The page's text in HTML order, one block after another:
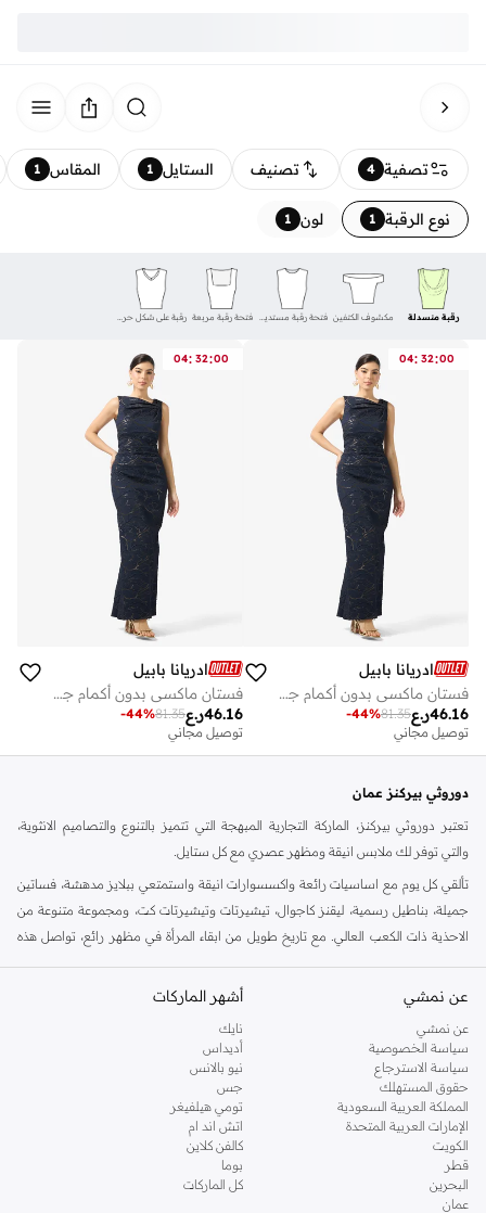
تصفية 4 تصنيف الستايل 1 المقاس 1
نوع الرقبة 1 لون 1
رقبة منسدلة مكشوف الكتفين فتحة رقبة مستديرة فتحة رقبة مربعة رقبة على شكل حرف V
04: 32:00
ادريانا بابيل
فستان ماكسي بدون أكمام جاكار
ر.ع46.16
81.35
-44%
توصيل مجاني
04: 32:00
ادريانا بابيل
فستان ماكسي بدون أكمام جاكار
ر.ع46.16
81.35
-44%
توصيل مجاني
دوروثي بيركنز عمان
تعتبر دوروثي بيركنز، الماركة التجارية المبهجة التي تتميز بالتنوع والتصاميم الانثوية،
والتي توفر لك ملابس انيقة ومظهر عصري مع كل ستايل.
تألقي كل يوم مع اساسيات رائعة واكسسوارات انيقة واستمتعي ببلايز مدهشة، فساتين
جميلة، بناطيل رسمية، ليقنز كاجوال، تيشيرتات وتيشيرتات كت، ومجموعة متنوعة من
الاحذية ذات الكعب العالي. مع تاريخ طويل من ابقاء المرأة في مظهر رائع، تواصل هذه
كنت تقومين بتجديد خزانة ملابسك الملائمة للعمل، البحث عن فستان مثالي للحفلات او
اليه.
تسوقي دوروثي بيركنز اون لاين مسقط
تسوقي دوروثي بيركنز اون لاين من نمشي واستمتعي باكثر من الف ستايل من مجموعة
دوروثي بيركنز الشهيرة. تصفحي المجموعة كاملة في متجر دوروثي بيركنز اون لاين او
استخدمي القائمة لتحديد تجربة تسوق دوروثي بيركنز اون لاين. خدمة التوصيل السريعة
والدعم الاستثنائي يضمن لك تجربة تسوق ممتعة دائما مع نمشي.
عن نمشي
عن نمشي
سياسة الخصوصية
سياسة الاسترجاع
حقوق المستهلك
المملكة العربية السعودية
الإمارات العربية المتحدة
الكويت
قطر
البحرين
عمان
أشهر الماركات
نايك
أديداس
نيو بالانس
جس
تومي هيلفيغر
اتش اند ام
كالفن كلاين
بوما
كل الماركات